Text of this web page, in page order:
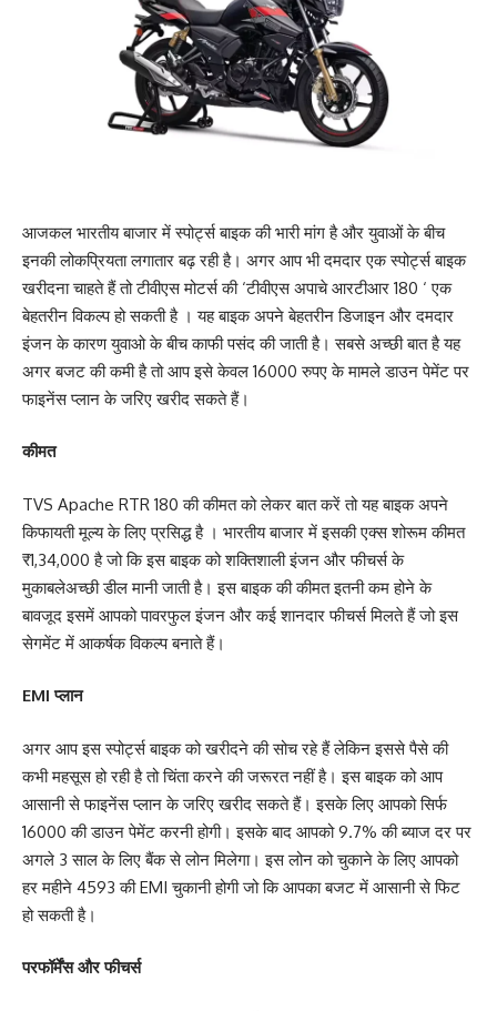
आजकल भारतीय बाजार में स्पोर्ट्स बाइक की भारी मांग है और युवाओं के बीच
इनकी लोकप्रियता लगातार बढ़ रही है। अगर आप भी दमदार एक स्पोर्ट्स बाइक
खरीदना चाहते हैं तो टीवीएस मोटर्स की ‘टीवीएस अपाचे आरटीआर 180 ‘ एक
बेहतरीन विकल्प हो सकती है । यह बाइक अपने बेहतरीन डिजाइन और दमदार
इंजन के कारण युवाओ के बीच काफी पसंद की जाती है। सबसे अच्छी बात है यह
अगर बजट की कमी है तो आप इसे केवल 16000 रुपए के मामले डाउन पेमेंट पर
फाइनेंस प्लान के जरिए खरीद सकते हैं।
कीमत
TVS Apache RTR 180 की कीमत को लेकर बात करें तो यह बाइक अपने
किफायती मूल्य के लिए प्रसिद्ध है । भारतीय बाजार में इसकी एक्स शोरूम कीमत
₹1,34,000 है जो कि इस बाइक को शक्तिशाली इंजन और फीचर्स के
मुकाबलेअच्छी डील मानी जाती है। इस बाइक की कीमत इतनी कम होने के
बावजूद इसमें आपको पावरफुल इंजन और कई शानदार फीचर्स मिलते हैं जो इस
सेगमेंट में आकर्षक विकल्प बनाते हैं।
EMI प्लान
अगर आप इस स्पोर्ट्स बाइक को खरीदने की सोच रहे हैं लेकिन इससे पैसे की
कभी महसूस हो रही है तो चिंता करने की जरूरत नहीं है। इस बाइक को आप
आसानी से फाइनेंस प्लान के जरिए खरीद सकते हैं। इसके लिए आपको सिर्फ
16000 की डाउन पेमेंट करनी होगी। इसके बाद आपको 9.7% की ब्याज दर पर
अगले 3 साल के लिए बैंक से लोन मिलेगा। इस लोन को चुकाने के लिए आपको
हर महीने 4593 की EMI चुकानी होगी जो कि आपका बजट में आसानी से फिट
हो सकती है।
परफॉर्मेंस और फीचर्स